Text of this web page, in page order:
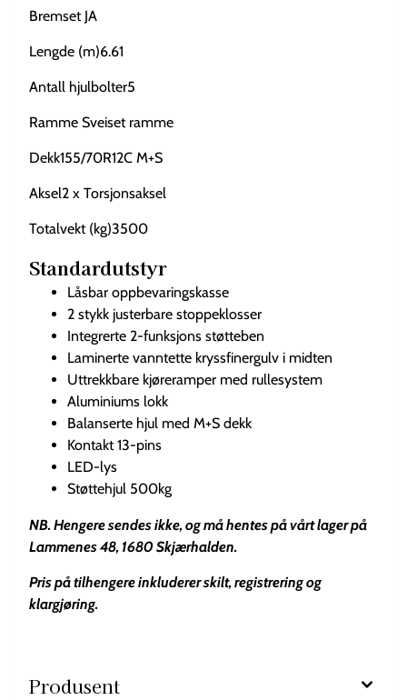
Bremset JA
Lengde (m)6.61
Antall hjulbolter5
Ramme Sveiset ramme
Dekk155/70R12C M+S
Aksel2 x Torsjonsaksel
Totalvekt (kg)3500
Standardutstyr
Låsbar oppbevaringskasse
2 stykk justerbare stoppeklosser
Integrerte 2-funksjons støtteben
Laminerte vanntette kryssfinergulv i midten
Uttrekkbare kjøreramper med rullesystem
Aluminiums lokk
Balanserte hjul med M+S dekk
Kontakt 13-pins
LED-lys
Støttehjul 500kg
NB. Hengere sendes ikke, og må hentes på vårt lager på
Lammenes 48, 1680 Skjærhalden.
Pris på tilhengere inkluderer skilt, registrering og
klargjøring.
Produsent